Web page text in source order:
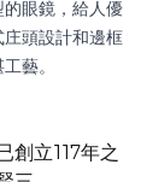
眼鏡，給人優
頭設計和邊框
藝。
創立117年之